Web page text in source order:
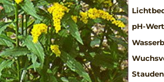
pH-Wert